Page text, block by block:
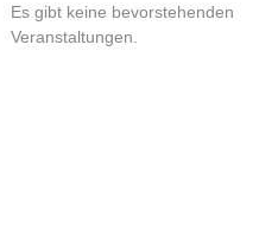
Es gibt keine bevorstehenden
Veranstaltungen.